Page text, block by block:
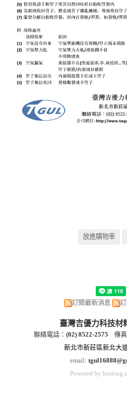
訂閱最新消息
臺灣吉優力科技材
聯絡電話： (02) 8522-2575 傳
新北市新莊區新北大
email:
Powered by